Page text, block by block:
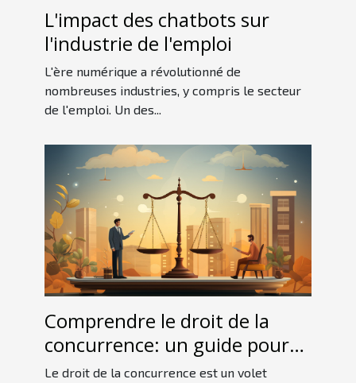
L'impact des chatbots sur
l'industrie de l'emploi
L'ère numérique a révolutionné de
nombreuses industries, y compris le secteur
de l'emploi. Un des...
Comprendre le droit de la
concurrence: un guide pour
les débutants
Le droit de la concurrence est un volet